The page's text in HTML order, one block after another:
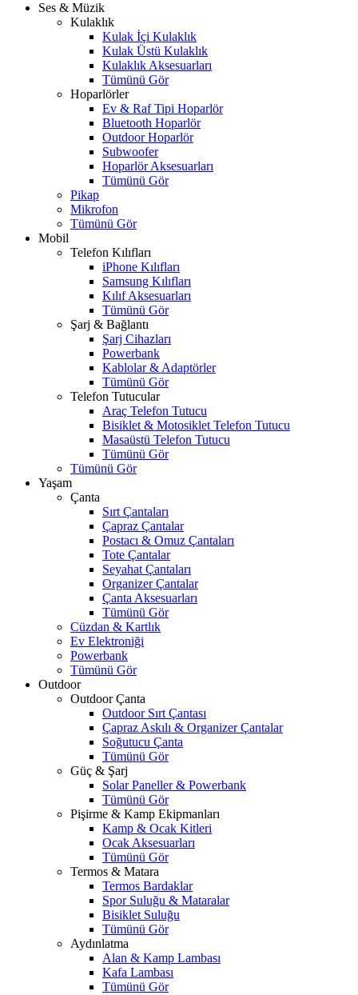
Ses & Müzik
Kulaklık
Kulak İçi Kulaklık
Kulak Üstü Kulaklık
Kulaklık Aksesuarları
Tümünü Gör
Hoparlörler
Ev & Raf Tipi Hoparlör
Bluetooth Hoparlör
Outdoor Hoparlör
Subwoofer
Hoparlör Aksesuarları
Tümünü Gör
Pikap
Mikrofon
Tümünü Gör
Mobil
Telefon Kılıfları
iPhone Kılıfları
Samsung Kılıfları
Kılıf Aksesuarları
Tümünü Gör
Şarj & Bağlantı
Şarj Cihazları
Powerbank
Kablolar & Adaptörler
Tümünü Gör
Telefon Tutucular
Araç Telefon Tutucu
Bisiklet & Motosiklet Telefon Tutucu
Masaüstü Telefon Tutucu
Tümünü Gör
Tümünü Gör
Yaşam
Çanta
Sırt Çantaları
Çapraz Çantalar
Postacı & Omuz Çantaları
Tote Çantalar
Seyahat Çantaları
Organizer Çantalar
Çanta Aksesuarları
Tümünü Gör
Cüzdan & Kartlık
Ev Elektroniği
Powerbank
Tümünü Gör
Outdoor
Outdoor Çanta
Outdoor Sırt Çantası
Çapraz Askılı & Organizer Çantalar
Soğutucu Çanta
Tümünü Gör
Güç & Şarj
Solar Paneller & Powerbank
Tümünü Gör
Pişirme & Kamp Ekipmanları
Kamp & Ocak Kitleri
Ocak Aksesuarları
Tümünü Gör
Termos & Matara
Termos Bardaklar
Spor Suluğu & Mataralar
Bisiklet Suluğu
Tümünü Gör
Aydınlatma
Alan & Kamp Lambası
Kafa Lambası
Tümünü Gör